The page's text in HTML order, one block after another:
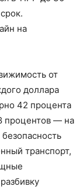
на
от
доллара
42 процента
процентов — на
транспорт,